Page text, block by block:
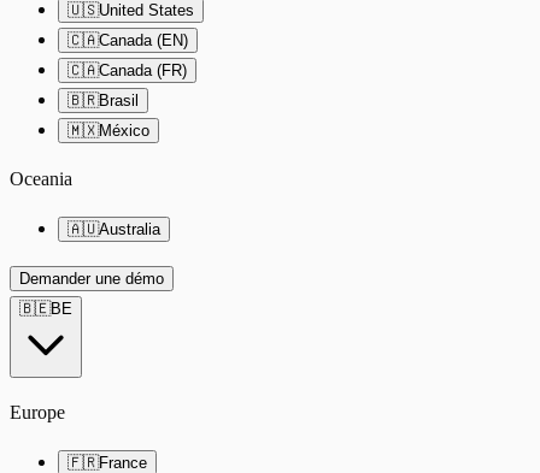
🇺🇸United States
🇨🇦Canada (EN)
🇨🇦Canada (FR)
🇧🇷Brasil
🇲🇽México
Oceania
🇦🇺Australia
Demander une démo
🇧🇪BE
Europe
🇫🇷France